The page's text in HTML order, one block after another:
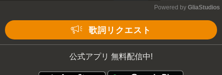
Powered by GliaStudios
歌詞リクエスト
公式アプリ 無料配信中!